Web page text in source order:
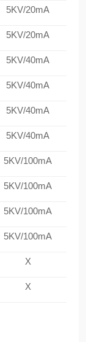
5KV/20mA
5KV/20mA
5KV/40mA
5KV/40mA
5KV/40mA
5KV/40mA
5KV/100mA
5KV/100mA
5KV/100mA
5KV/100mA
X
X